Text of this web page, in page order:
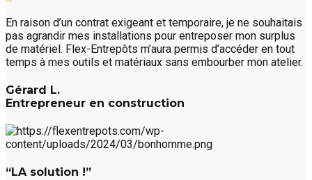
En raison d’un contrat exigeant et temporaire, je ne souhaitais
pas agrandir mes installations pour entreposer mon surplus
de matériel. Flex-Entrepôts m’aura permis d’accéder en tout
temps à mes outils et matériaux sans embourber mon atelier.
Gérard L.
Entrepreneur en construction
“LA solution !”